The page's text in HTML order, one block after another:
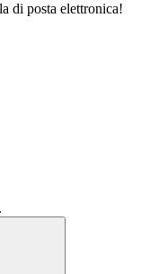
di posta elettronica!